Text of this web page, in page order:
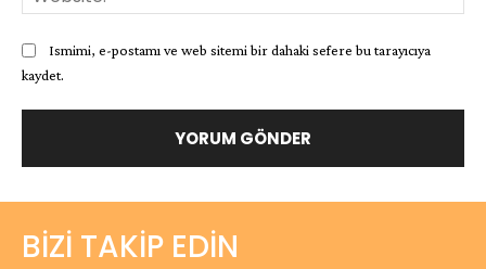
Ismimi, e-postamı ve web sitemi bir dahaki sefere bu tarayıcıya
kaydet.
BIZI TAKIP EDIN